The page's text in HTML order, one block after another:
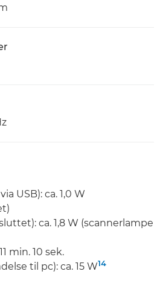
USB): ca. 1,0 W
ca. 1,8 W (scannerlampe
min. 10 sek.
til pc): ca. 15 W14